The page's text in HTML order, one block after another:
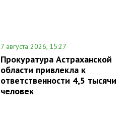
7 августа 2026, 15:27
Прокуратура Астраханской
области привлекла к
ответственности 4,5 тысячи
человек